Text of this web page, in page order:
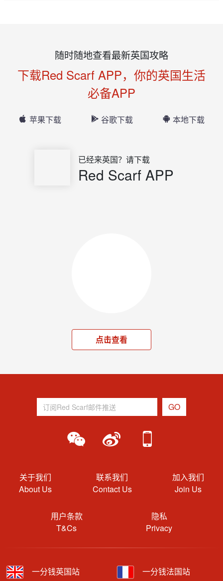
随时随地查看最新英国攻略
下载Red Scarf APP，你的英国生活
必备APP
苹果下载 谷歌下载 本地下载
已经来英国？请下载
Red Scarf APP
点击查看
关于我们
About Us
联系我们
Contact Us
加入我们
Join Us
用户条款
T&Cs
隐私
Privacy
一分钱英国站 一分钱法国站